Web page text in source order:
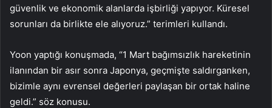
güvenlik ve ekonomik alanlarda işbirliği yapıyor. Küresel
sorunları da birlikte ele alıyoruz.” terimleri kullandı.
Yoon yaptığı konuşmada, “1 Mart bağımsızlık hareketinin
ilanından bir asır sonra Japonya, geçmişte saldırganken,
bizimle aynı evrensel değerleri paylaşan bir ortak haline
geldi.” söz konusu.